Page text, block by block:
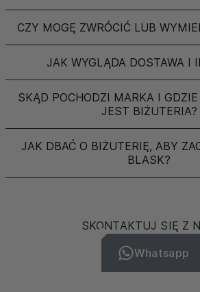
CZY MOGĘ ZWRÓCIĆ LUB
JAK WYGLĄDA DOSTAWA I
SKĄD POCHODZI MARKA I
JEST BIŻUTERIA?
JAK DBAĆ O BIŻUTERIĘ, ABY
BLASK?
SKONTAKTUJ SIĘ Z
Whatsapp